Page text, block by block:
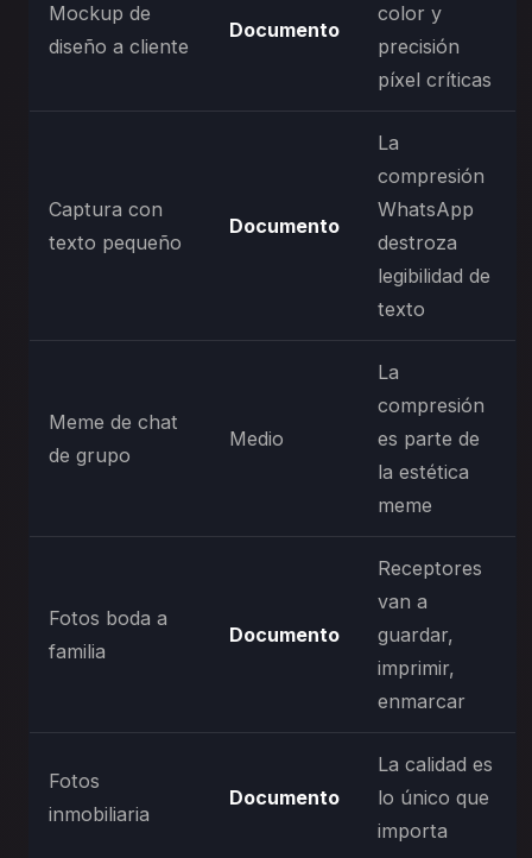
Mockup de
diseño a cliente
Documento
color y
precisión
píxel críticas
Captura con
texto pequeño
Documento
La
compresión
WhatsApp
destroza
legibilidad de
texto
Meme de chat
de grupo
Medio
La
compresión
es parte de
la estética
meme
Fotos boda a
familia
Documento
Receptores
van a
guardar,
imprimir,
enmarcar
Fotos
inmobiliaria
Documento
La calidad es
lo único que
importa